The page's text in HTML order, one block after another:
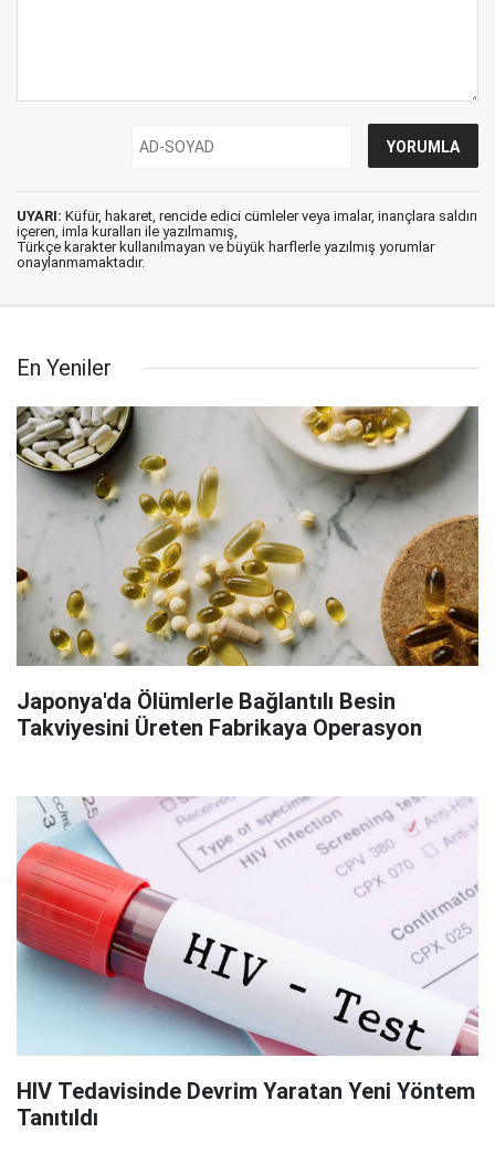
UYARI: Küfür, hakaret, rencide edici cümleler veya imalar, inançlara saldırı
içeren, imla kuralları ile yazılmamış,
Türkçe karakter kullanılmayan ve büyük harflerle yazılmış yorumlar
onaylanmamaktadır.
En Yeniler
Japonya'da Ölümlerle Bağlantılı Besin
Takviyesini Üreten Fabrikaya Operasyon
HIV Tedavisinde Devrim Yaratan Yeni Yöntem
Tanıtıldı